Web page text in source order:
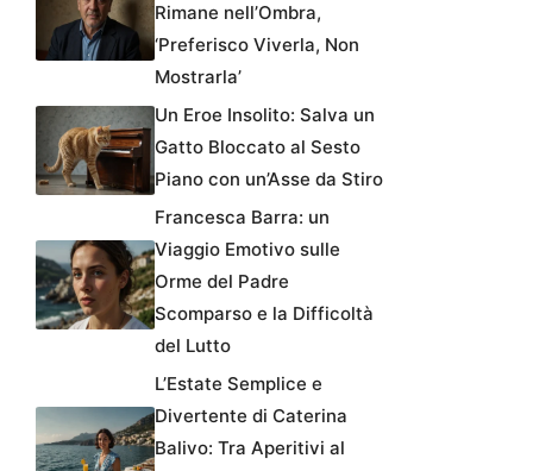
Rimane nell’Ombra,
‘Preferisco Viverla, Non
Mostrarla’
Un Eroe Insolito: Salva un
Gatto Bloccato al Sesto
Piano con un’Asse da Stiro
Francesca Barra: un
Viaggio Emotivo sulle
Orme del Padre
Scomparso e la Difficoltà
del Lutto
L’Estate Semplice e
Divertente di Caterina
Balivo: Tra Aperitivi al